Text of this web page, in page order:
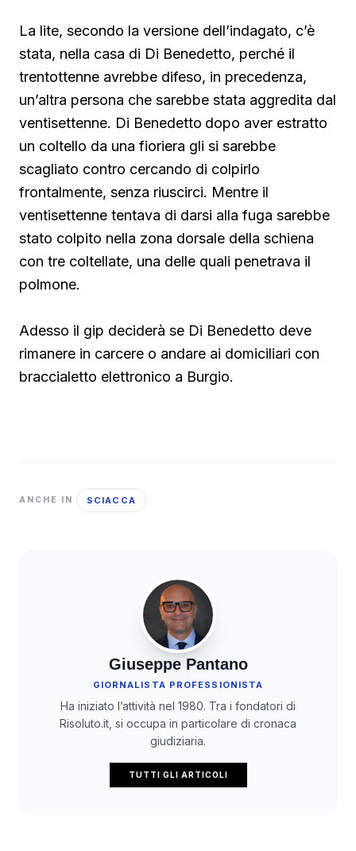
La lite, secondo la versione dell’indagato, c’è
stata, nella casa di Di Benedetto, perché il
trentottenne avrebbe difeso, in precedenza,
un’altra persona che sarebbe stata aggredita dal
ventisettenne. Di Benedetto dopo aver estratto
un coltello da una fioriera gli si sarebbe
scagliato contro cercando di colpirlo
frontalmente, senza riuscirci. Mentre il
ventisettenne tentava di darsi alla fuga sarebbe
stato colpito nella zona dorsale della schiena
con tre coltellate, una delle quali penetrava il
polmone.
Adesso il gip deciderà se Di Benedetto deve
rimanere in carcere o andare ai domiciliari con
braccialetto elettronico a Burgio.
ANCHE IN SCIACCA
Giuseppe Pantano
GIORNALISTA PROFESSIONISTA
Ha iniziato l’attività nel 1980. Tra i fondatori di
Risoluto.it, si occupa in particolare di cronaca
giudiziaria.
TUTTI GLI ARTICOLI